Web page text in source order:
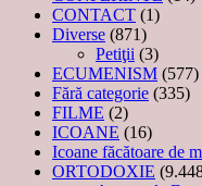
CONTACT (1)
Diverse (871)
Petiţii (3)
ECUMENISM (577)
Fără categorie (335)
FILME (2)
ICOANE (16)
Icoane făcătoare de
ORTODOXIE